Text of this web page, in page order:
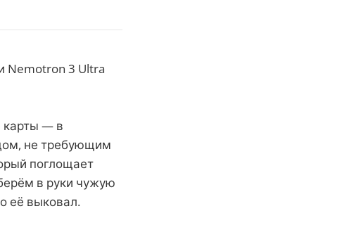
Nemotron 3 Ultra
карты — в
не требующим
поглощает
в руки чужую
её выковал.